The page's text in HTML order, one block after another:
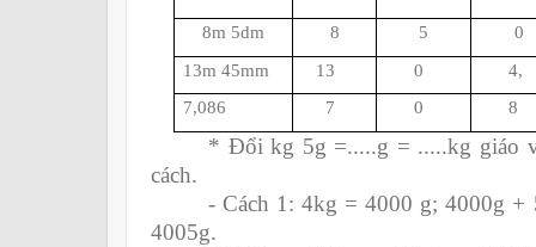
8m 5dm 8 5
0
13m 45mm
13 0
4,
7,086
7 0 8
* Đổi kg 5g =.....g = .....kg giáo
cách.
- Cách 1: 4kg = 4000 g; 4000g
4005g.